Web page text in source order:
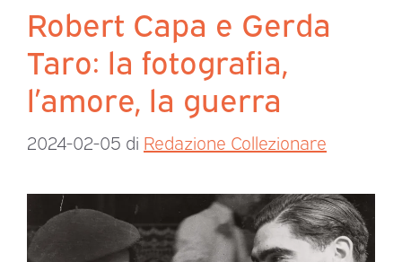
Robert Capa e Gerda
Taro: la fotografia,
l’amore, la guerra
2024-02-05 di Redazione Collezionare